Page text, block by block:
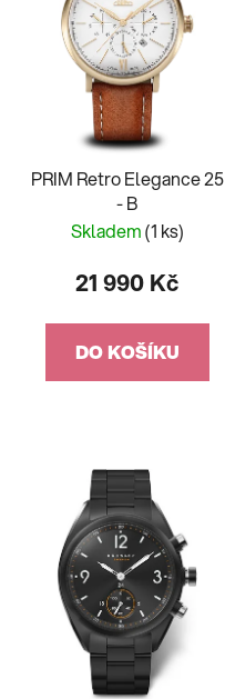
PRIM Retro Elegance 25
- B
Skladem(1 ks)
21 990 Kč
DO KOŠÍKU